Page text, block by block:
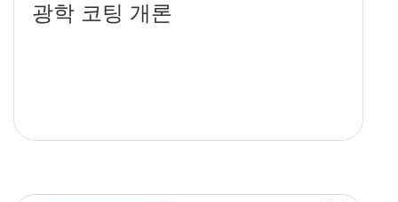
광학 코팅 개론